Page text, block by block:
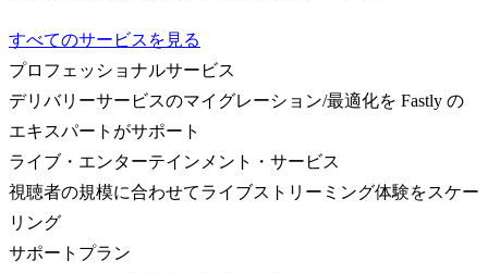
すべてのサービスを見る
プロフェッショナルサービス
デリバリーサービスのマイグレーション/最適化を Fastly の
エキスパートがサポート
ライブ・エンターテインメント・サービス
視聴者の規模に合わせてライブストリーミング体験をスケー
リング
サポートプラン